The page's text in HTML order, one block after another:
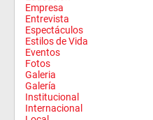
Empresa
Entrevista
Espectáculos
Estilos de Vida
Eventos
Fotos
Galeria
Galería
Institucional
Internacional